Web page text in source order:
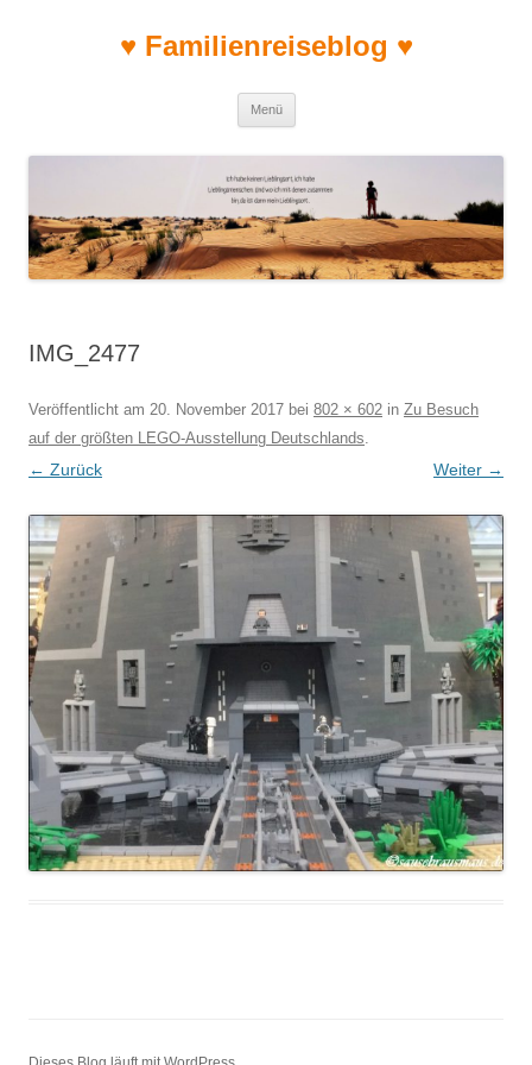
♥ Familienreiseblog ♥
Menü
IMG_2477
Veröffentlicht am 20. November 2017 bei 802 × 602 in Zu Besuch
auf der größten LEGO-Ausstellung Deutschlands.
← Zurück Weiter →